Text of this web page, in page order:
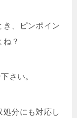
き、ピンポイン
ね？
さい。
分にも対応し